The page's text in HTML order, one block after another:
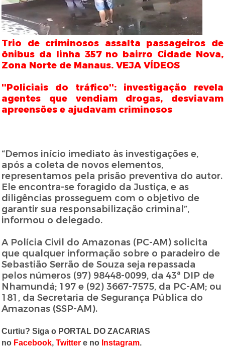
Trio de criminosos assalta passageiros de
ônibus da linha 357 no bairro Cidade Nova,
Zona Norte de Manaus. VEJA VÍDEOS
''Policiais do tráfico'': investigação revela
agentes que vendiam drogas, desviavam
apreensões e ajudavam criminosos
“Demos início imediato às investigações e,
após a coleta de novos elementos,
representamos pela prisão preventiva do autor.
Ele encontra-se foragido da Justiça, e as
diligências prosseguem com o objetivo de
garantir sua responsabilização criminal”,
informou o delegado.
A Polícia Civil do Amazonas (PC-AM) solicita
que qualquer informação sobre o paradeiro de
Sebastião Serrão de Souza seja repassada
pelos números (97) 98448-0099, da 43ª DIP de
Nhamundá; 197 e (92) 3667-7575, da PC-AM; ou
181, da Secretaria de Segurança Pública do
Amazonas (SSP-AM).
Curtiu? Siga o PORTAL DO ZACARIAS
no Facebook,Twitter e no Instagram.